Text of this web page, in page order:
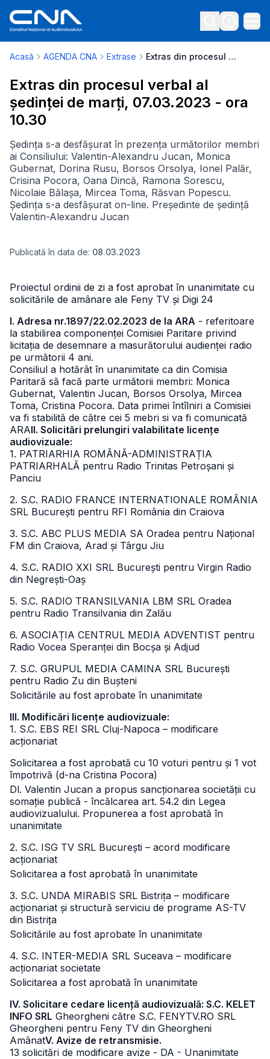
Acasă AGENDA CNA Extrase Extras din procesul verbal al ședinței de marți, 07.03.2023 - ora 10.30
Extras din procesul verbal al
ședinței de marți, 07.03.2023 - ora
10.30
Ședința s-a desfășurat în prezența următorilor membri
ai Consiliului: Valentin-Alexandru Jucan, Monica
Gubernat, Dorina Rusu, Borsos Orsolya, Ionel Palăr,
Crisina Pocora, Oana Dincă, Ramona Sorescu,
Nicolaie Bălașa, Mircea Toma, Răsvan Popescu.
Ședința s-a desfășurat on-line. Președinte de ședință
Valentin-Alexandru Jucan
Publicată în data de: 08.03.2023
Proiectul ordinii de zi a fost aprobat în unanimitate cu
solicitările de amânare ale Feny TV și Digi 24
I. Adresa nr.1897/22.02.2023 de la ARA - referitoare
la stabilirea componenței Comisiei Paritare privind
licitația de desemnare a masurătorului audienței radio
pe următorii 4 ani.
Consiliul a hotărât în unanimitate ca din Comisia
Paritară să facă parte următorii membri: Monica
Gubernat, Valentin Jucan, Borsos Orsolya, Mircea
Toma, Cristina Pocora. Data primei întîlniri a Comisiei
va fi stabilită de către cei 5 mebri si va fi comunicată
ARAII. Solicitări prelungiri valabilitate licențe
audiovizuale:
1. PATRIARHIA ROMÂNĂ-ADMINISTRAȚIA
PATRIARHALĂ pentru Radio Trinitas Petroșani și
Panciu
2. S.C. RADIO FRANCE INTERNATIONALE ROMÂNIA
SRL București pentru RFI România din Craiova
3. S.C. ABC PLUS MEDIA SA Oradea pentru Național
FM din Craiova, Arad și Târgu Jiu
4. S.C. RADIO XXI SRL București pentru Virgin Radio
din Negrești-Oaș
5. S.C. RADIO TRANSILVANIA LBM SRL Oradea
pentru Radio Transilvania din Zalău
6. ASOCIAȚIA CENTRUL MEDIA ADVENTIST pentru
Radio Vocea Speranței din Bocșa și Adjud
7. S.C. GRUPUL MEDIA CAMINA SRL București
pentru Radio Zu din Bușteni
Solicitările au fost aprobate în unanimitate
III. Modificări licențe audiovizuale:
1. S.C. EBS REI SRL Cluj-Napoca – modificare
acționariat
Solicitarea a fost aprobată cu 10 voturi pentru și 1 vot
împotrivă (d-na Cristina Pocora)
Dl. Valentin Jucan a propus sancționarea societății cu
somație publică - încălcarea art. 54.2 din Legea
audiovizualului. Propunerea a fost aprobată în
unanimitate
2. S.C. ISG TV SRL București – acord modificare
acționariat
Solicitarea a fost aprobată în unanimitate
3. S.C. UNDA MIRABIS SRL Bistrița – modificare
acționariat și structură serviciu de programe AS-TV
din Bistrița
Solicitările au fost aprobate în unanimitate
4. S.C. INTER-MEDIA SRL Suceava – modificare
acționariat societate
Solicitarea a fost aprobată în unanimitate
IV. Solicitare cedare licență audiovizuală: S.C. KELET
INFO SRL Gheorgheni către S.C. FENYTV.RO SRL
Gheorgheni pentru Feny TV din Gheorgheni
AmânatV. Avize de retransmisie.
13 solicitări de modificare avize - DA - Unanimitate